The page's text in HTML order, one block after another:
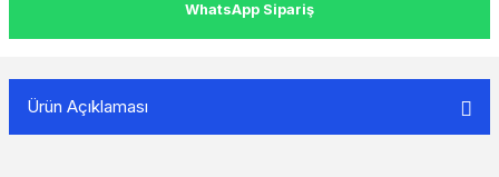
WhatsApp Sipariş
Ürün Açıklaması